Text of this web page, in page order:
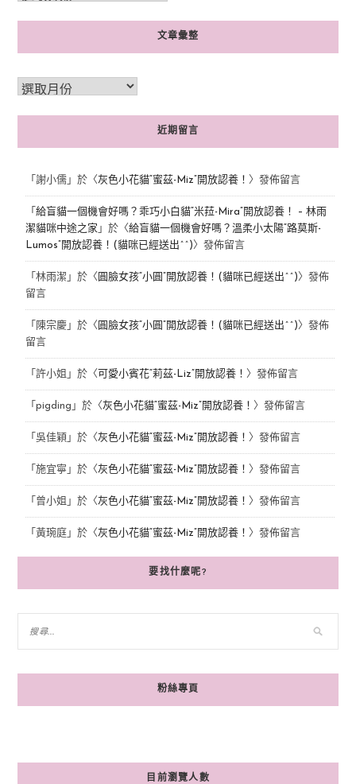
文章彙整
近期留言
「 謝小儒」於〈灰色小花貓“蜜茲-Miz”開放認養！ 〉發佈留言
「 給盲貓一個機會好嗎？乖巧小白貓“米菈-Mira”開放認養！ – 林雨
潔貓咪中途之家 」於〈給盲貓一個機會好嗎？溫柔小太陽“路莫斯-
Lumos”開放認養！(貓咪已經送出^^)〉發佈留言
「 林雨潔 」於〈 圓臉女孩“小圓”開放認養！(貓咪已經送出^^)〉發佈
留言
「 陳宗慶」於〈 圓臉女孩“小圓”開放認養！(貓咪已經送出^^)〉發佈
留言
「 許小姐 」於〈 可愛小賓花“莉茲-Liz”開放認養！ 〉發佈留言
「 pigding 」於〈灰色小花貓“蜜茲-Miz”開放認養！ 〉發佈留言
「 吳佳穎 」於〈灰色小花貓“蜜茲-Miz”開放認養！ 〉發佈留言
「 施宜寧 」於〈灰色小花貓“蜜茲-Miz”開放認養！ 〉發佈留言
「 曾小姐 」於〈灰色小花貓“蜜茲-Miz”開放認養！ 〉發佈留言
「 黃琬庭」於〈灰色小花貓“蜜茲-Miz”開放認養！ 〉發佈留言
要找什麼呢?
粉絲專頁
目前瀏覽人數